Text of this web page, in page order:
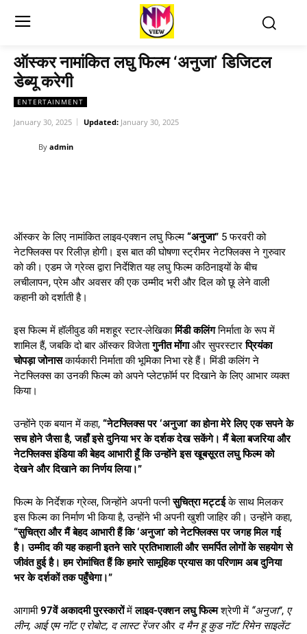
ऑस्कर नामांकित लघु फिल्म ‘अनुजा’ डिजिटल
डेब्यू करेगी
ENTERTAINMENT
January 30, 2025 Updated: January 30, 2025
By admin
ऑस्कर के लिए नामांकित लाइव-एक्शन लघु फिल्म “अनुजा” 5 फरवरी को
नेटफ्लिक्स पर रिलीज़ होगी। इस बात की घोषणा स्ट्रीमर नेटफ्लिक्स ने गुरुवार
को की। एडम जे ग्रेव्स द्वारा निर्देशित यह लघु फिल्म कठिनाइयों के बीच
लचीलापन, प्रेम और अवसर की एक उम्मीद भरी और दिल को छू लेने वाली
कहानी को दर्शाती है।
इस फिल्म में हॉलीवुड की मशहूर स्टार-लेखिकामिंडी कलिंगनिर्माता के रूप में
शामिल हैं, जबकि दो बार ऑस्कर विजेतागुनीत मोंगाऔर सुपरस्टारप्रियंका
चोपड़ा जोनासकार्यकारी निर्माता की भूमिका निभा रहे हैं। मिंडी कलिंग ने
नेटफ्लिक्स का उनकी फिल्म को अपने प्लेटफ़ॉर्म पर दिखाने के लिए आभार व्यक्त
किया।
उन्होंने एक बयान में कहा, “नेटफ्लिक्स पर ‘अनुजा’ का होना मेरे लिए एक सपने के
सच होने जैसा है, जहाँ इसे दुनिया भर के दर्शक देख सकेंगे। मैं बेला बजरिया और
नेटफ्लिक्स इंडिया की बेहद आभारी हूँ कि उन्होंने इस खूबसूरत लघु फिल्म को
देखने और दिखाने का निर्णय लिया।”
फिल्म के निर्देशक ग्रेव्स, जिन्होंने अपनी पत्नीसुचित्रा मट्टईके साथ मिलकर
इस फिल्म का निर्माण भी किया है, उन्होंने भी अपनी खुशी जाहिर की। उन्होंने कहा,
“सुचित्रा और मैं बेहद आभारी हैं कि ‘अनुजा’ को नेटफ्लिक्स पर जगह मिल गई
है। उम्मीद की यह कहानी इतने सारे प्रतिभाशाली और समर्पित लोगों के सहयोग से
जीवंत हुई है। हम रोमांचित हैं कि हमारे सामूहिक प्रयास का परिणाम अब दुनिया
भर के दर्शकों तक पहुँचेगा।”
आगामी97वें अकादमी पुरस्कारोंमेंलाइव-एक्शन लघु फिल्मश्रेणी में “अनुजा”, ए
लीन, आई एम नॉट ए रोबोट, द लास्ट रेंजरऔर द मैन हू कुड नॉट रिमेन साइलेंट